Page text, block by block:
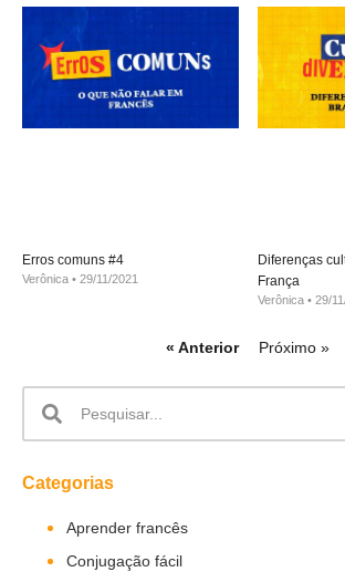
Erros comuns #4
Verônica 29/11/2021
Diferenças
França
Verônica 29/
« Anterior Próximo »
Categorias
Aprender francês
Conjugação fácil